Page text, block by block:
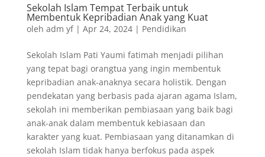
Sekolah Islam Tempat Terbaik untuk
Membentuk Kepribadian Anak yang Kuat
oleh adm yf| Apr 24, 2024| Pendidikan
Sekolah Islam Pati Yaumi fatimah menjadi pilihan
yang tepat bagi orangtua yang ingin membentuk
kepribadian anak-anaknya secara holistik. Dengan
pendekatan yang berbasis pada ajaran agama Islam,
sekolah ini memberikan pembiasaan yang baik bagi
anak-anak dalam membentuk kebiasaan dan
karakter yang kuat. Pembiasaan yang ditanamkan di
sekolah Islam tidak hanya berfokus pada aspek